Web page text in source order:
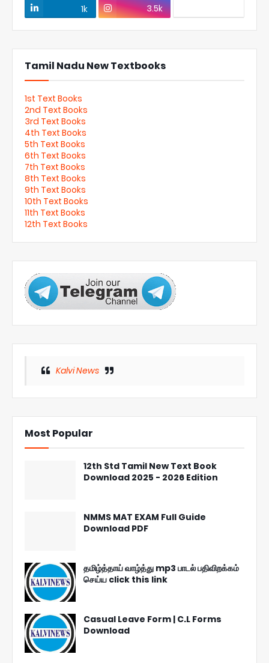
1k 3.5k
Tamil Nadu New Textbooks
1st Text Books
2nd Text Books
3rd Text Books
4th Text Books
5th Text Books
6th Text Books
7th Text Books
8th Text Books
9th Text Books
10th Text Books
11th Text Books
12th Text Books
Kalvi News
Most Popular
12th Std Tamil New Text Book
Download 2025 - 2026 Edition
NMMS MAT EXAM Full Guide
Download PDF
தமிழ்த்தாய் வாழ்த்து mp3 பாடல் பதிவிறக்கம்
செய்ய click this link
Casual Leave Form | C.L Forms
Download